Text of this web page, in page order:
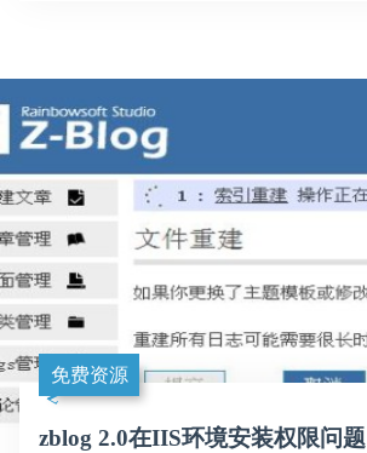
免费资源
zblog 2.0在IIS环境安装权限问题